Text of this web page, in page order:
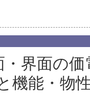
・界面の
機能・物